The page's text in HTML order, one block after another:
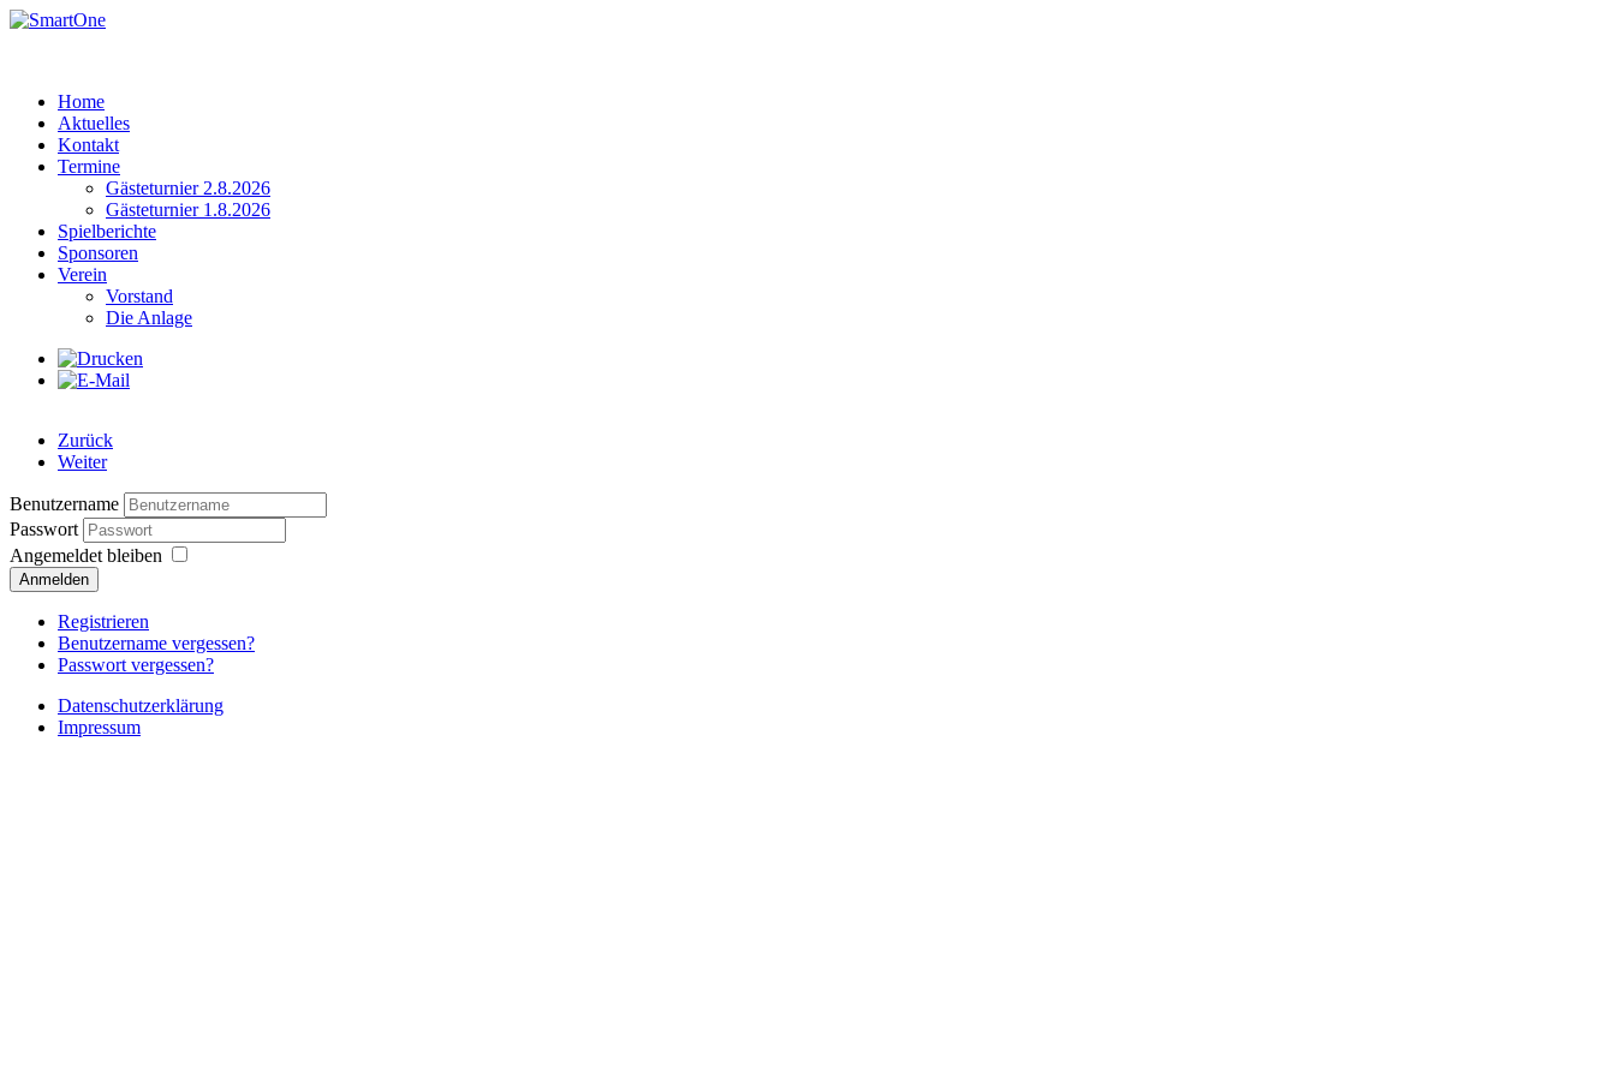
Home
Aktuelles
Kontakt
Termine
Gästeturnier 2.8.2026
Gästeturnier 1.8.2026
Spielberichte
Sponsoren
Verein
Vorstand
Die Anlage
Zurück
Weiter
Benutzername
Passwort
Angemeldet bleiben
Registrieren
Benutzername vergessen?
Passwort vergessen?
Datenschutzerklärung
Impressum